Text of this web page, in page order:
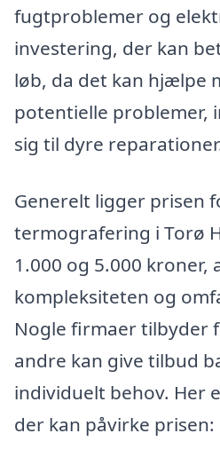
fugtproblemer og
investering, der kan
løb, da det kan hjælpe
potentielle problemer,
sig til dyre
Generelt ligger prisen
termografering i Torø
1.000 og 5.000
kompleksiteten og
Nogle firmaer tilbyder
andre kan give tilbud
individuelt behov. Her
der kan påvirke prisen: